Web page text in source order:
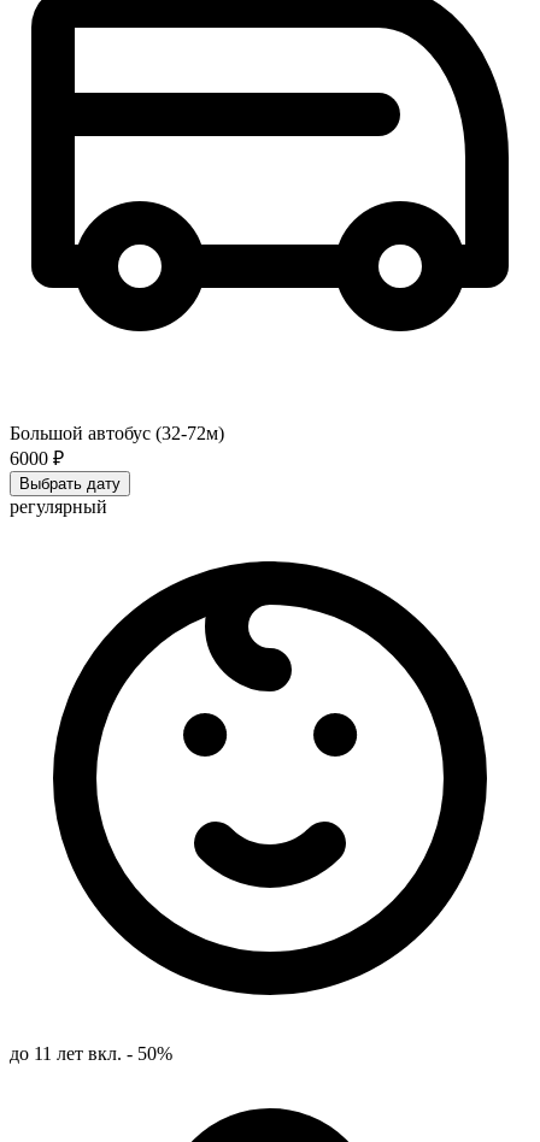
Большой автобус (32-72м)
6000 ₽
Выбрать дату
регулярный
до 11 лет вкл. - 50%